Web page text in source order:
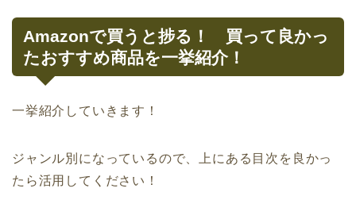
Amazonで買うと捗る！ 買って良かっ
たおすすめ商品を一挙紹介！
一挙紹介していきます！
ジャンル別になっているので、上にある目次を良かっ
たら活用してください！